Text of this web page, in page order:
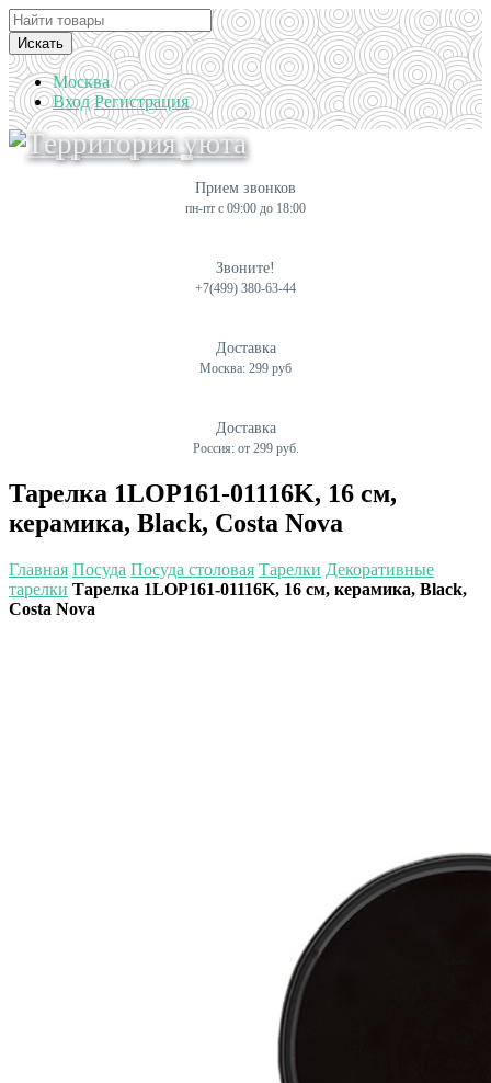
Искать
Москва
Вход Регистрация
Прием звонков
пн-пт с 09:00 до 18:00
Звоните!
+7(499) 380-63-44
Доставка
Москва: 299 руб
Доставка
Россия: от 299 руб.
Тарелка 1LOP161-01116K, 16 см,
керамика, Black, Costa Nova
Главная Посуда Посуда столовая Тарелки Декоративные
тарелки Тарелка 1LOP161-01116K, 16 см, керамика, Black,
Costa Nova